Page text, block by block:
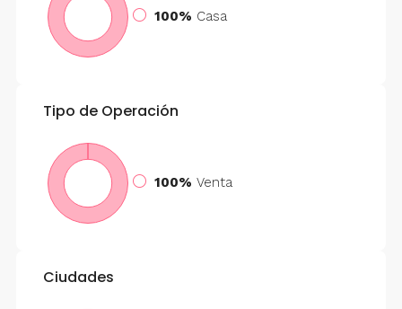
100% Casa
Tipo de Operación
100% Venta
Ciudades